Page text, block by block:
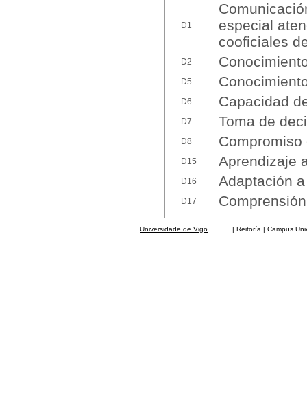
D1
especial
cooficiales
D2
D5
D6 Capacidad
D7 Toma de
D8
D15 Aprendizaje
D16 Adaptación
D17
Universidade de Vigo | Reitoría | Campus